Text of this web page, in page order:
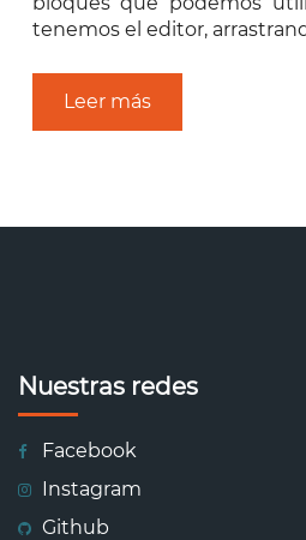
tenemos el editor,
Leer más
Nuestras redes
Facebook
Instagram
Github